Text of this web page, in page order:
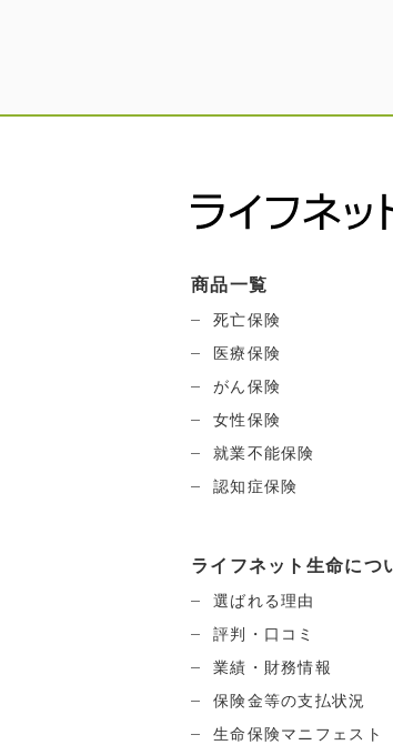
商品一覧
死亡保険
医療保険
がん保険
女性保険
就業不能保険
認知症保険
ライフネット生命につ
選ばれる理由
評判・口コミ
業績・財務情報
保険金等の支払状況
生命保険マニフェスト